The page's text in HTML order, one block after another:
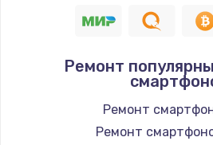
Ремонт
Ремонт
Ремонт